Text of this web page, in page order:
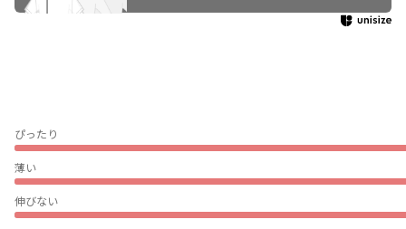
ぴったり
薄い
伸びない